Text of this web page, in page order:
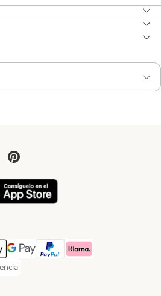
Payment Method
Payment Method
Google Pay Payment Method
PayPal Payment Method
Klarna Payment Method
Payment Method